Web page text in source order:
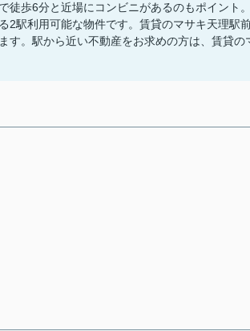
歩6分と近場にコンビニがあるのもポイント
2駅利用可能な物件です。賃貸のマサキ天理駅
す。駅から近い不動産をお求めの方は、賃貸の